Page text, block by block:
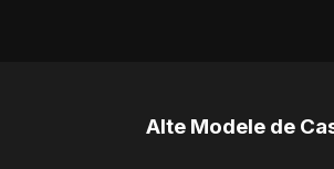
Alte Modele de